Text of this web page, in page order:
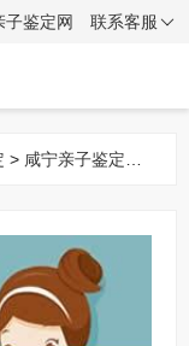
子鉴定网 联系客服
> 咸宁亲子鉴定机